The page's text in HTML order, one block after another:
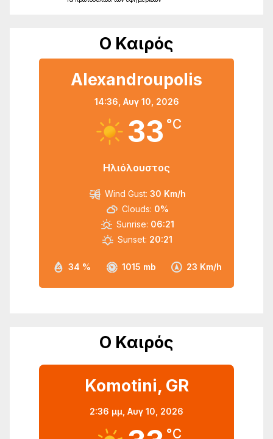
Ο Καιρός
Alexandroupolis
14:36, Αυγ 10, 2026
33 °C
Ηλιόλουστος
34 % 1015 mb 23 Km/h
Wind Gust: 30 Km/h
Clouds: 0%
Sunrise: 06:21
Sunset: 20:21
Ο Καιρός
Komotini, GR
2:36 μμ, Αυγ 10, 2026
°C